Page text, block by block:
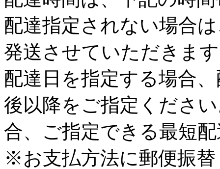
配達指定されない場合
発送させていただきま
配達日を指定する場合
後以降をご指定くださ
合、ご指定できる最短
※お支払方法に郵便振